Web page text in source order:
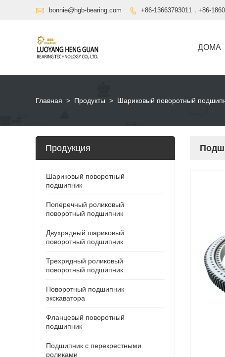
 bonnie@hgb-bearing.com  +86-13663793011，+86-
ДОМА
Главная > Продукты > Шариковый поворотный
Продукция
Шариковый поворотный
подшипник
Поперечный роликовый
поворотный подшипник
Двухрядный шариковый
поворотный подшипник
Трехрядный роликовый
поворотный подшипник
Поворотный подшипник
экскаватора
Фланцевый поворотный
подшипник
Подшипник с перекрестными
роликами